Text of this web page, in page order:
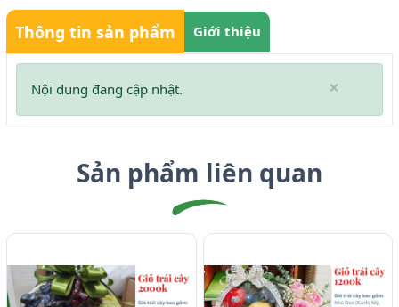
Thông tin sản phẩm Giới thiệu
×
Nội dung đang cập nhật.
Sản phẩm liên quan